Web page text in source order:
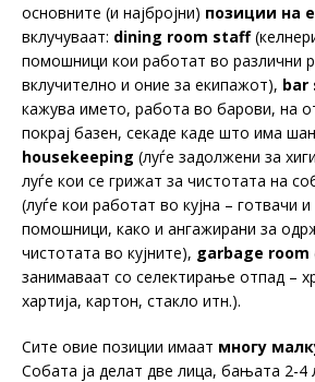
основните (и најбројни) позиции на
вклучуваат: dining room staff
помошници кои работат во различни
вклучително и оние за екипажот), bar
кажува името, работа во барови, на
покрај базен, секаде каде што има
housekeeping (луѓе задолжени за
луѓе кои се грижат за чистотата на
(луѓе кои работат во кујна – готвачи
помошници, како и ангажирани за
чистотата во кујните), garbage room
занимаваат со селектирање отпад –
хартија, картон, стакло итн.).
Сите овие позиции имаат многу
Собата ја делат две лица, бањата 2-4